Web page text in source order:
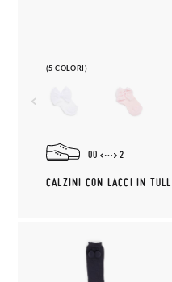
(5 COLORI)
00 2
CALZINI CON LACCI IN